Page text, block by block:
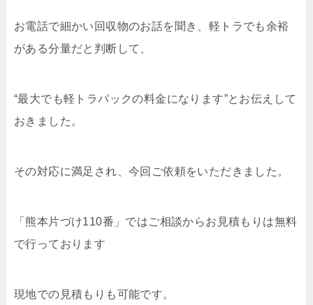
お電話で細かい回収物のお話を聞き、軽トラでも余裕
がある分量だと判断して、
“最大でも軽トラパックの料金になります”とお伝えして
おきました。
その対応に満足され、今回ご依頼をいただきました。
「熊本片づけ110番」ではご相談からお見積もりは無料
で行っております
現地での見積もりも可能です。